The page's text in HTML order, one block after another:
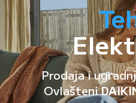
Prodaja i
Ovlašteni